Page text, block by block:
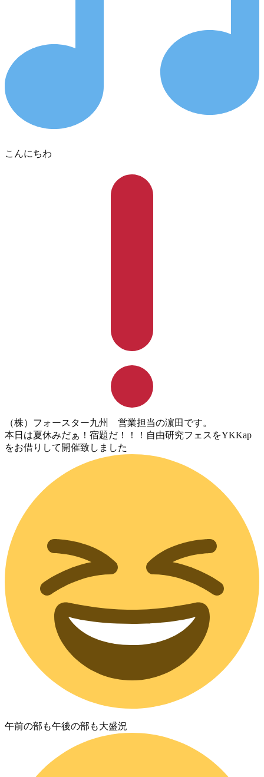
こんにちわ
（株）フォースター九州 営業担当の濵田です。
本日は夏休みだぁ！宿題だ！！！自由研究フェスをYKKap
をお借りして開催致しました
午前の部も午後の部も大盛況